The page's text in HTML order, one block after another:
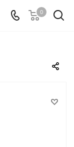
0